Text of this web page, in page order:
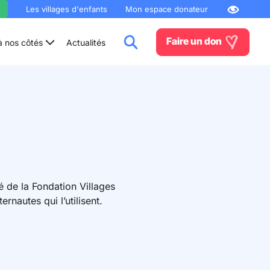
Les villages d'enfants Mon espace donateur
nos côtés Actualités Faire un don
de la Fondation Villages
qui l’utilisent.